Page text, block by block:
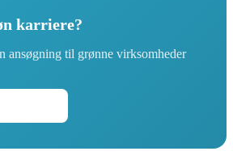
karriere?
ansøgning til grønne virksomheder